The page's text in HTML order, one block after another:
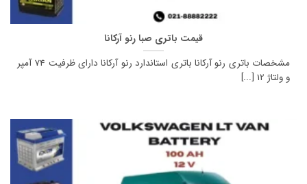
قیمت باتری صبا رنو آرکانا
مشخصات باتری رنو آرکانا باتری استاندارد رنو آرکانا دارای ظرفیت 74 آمپر
و ولتاژ 12 [...]